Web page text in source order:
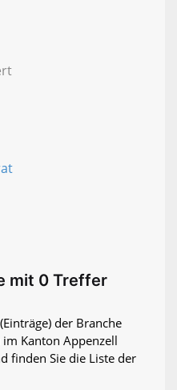
mit 0 Treffer
der Branche
Kanton Appenzell
finden Sie die Liste der